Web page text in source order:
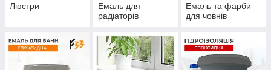
Люстри
Емаль для
радіаторів
Емаль та фарби
для човнів